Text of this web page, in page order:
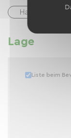
Haustiere
Lage
Liste beim